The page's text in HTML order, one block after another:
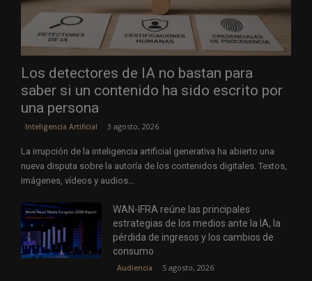
Los detectores de IA no bastan para
saber si un contenido ha sido escrito por
una persona
Inteligencia Artificial 3 agosto, 2026
La irrupción de la inteligencia artificial generativa ha abierto una
nueva disputa sobre la autoría de los contenidos digitales. Textos,
imágenes, vídeos y audios...
WAN-IFRA reúne las principales
estrategias de los medios ante la IA, la
pérdida de ingresos y los cambios de
consumo
Audiencia 5 agosto, 2026